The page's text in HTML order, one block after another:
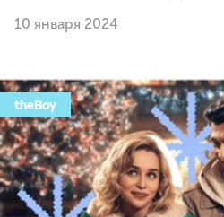
10 января 2024
theBoy